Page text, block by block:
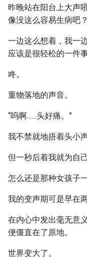
昨晚站在阳台上大声
像没这么容易生病吧？
一边这么想着，我一
应该是很轻松的一件
咚。
重物落地的声音。
“呜啊……头好痛。”
我不禁就地捂着头小
但一秒后着我就为自
怎么还是那种女孩子
我的变声期可是早在
在内心中发出毫无意
便僵直在了原地。
世界变大了。